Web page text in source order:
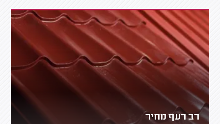
רב רעף מחיר